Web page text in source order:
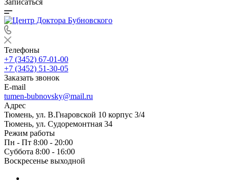
Записаться
Телефоны
+7 (3452) 67-01-00
+7 (3452) 51-30-05
Заказать звонок
E-mail
tumen-bubnovsky@mail.ru
Адрес
Тюмень, ул. В.Гнаровской 10 корпус 3/4
Тюмень, ул. Судоремонтная 34
Режим работы
Пн - Пт 8:00 - 20:00
Суббота 8:00 - 16:00
Воскресенье выходной